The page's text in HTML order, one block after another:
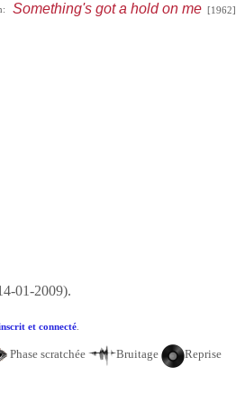
Something's got a hold on me[1962]
01-2009).
et connecté.
Phase scratchée Bruitage Reprise